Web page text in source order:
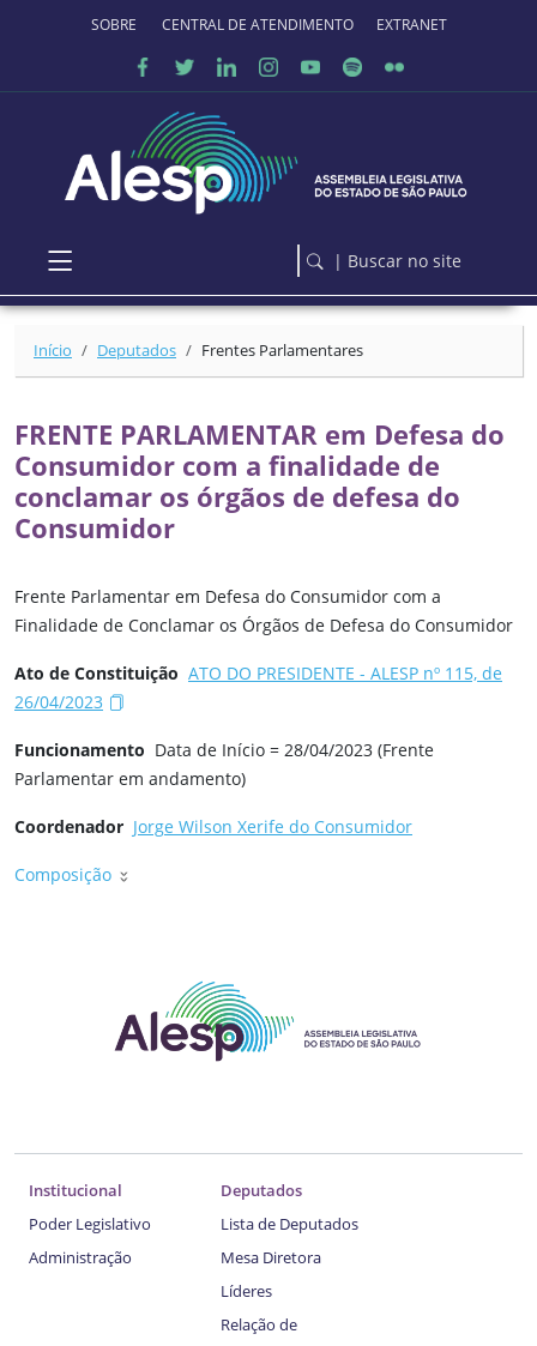
Ir para o conteúdo principal
SOBRE O PORTALCENTRAL DE ATENDIMENTO EXTRANET
| Buscar no site
Início Deputados Frentes Parlamentares
FRENTE PARLAMENTAR em Defesa do
Consumidor com a finalidade de
conclamar os órgãos de defesa do
Consumidor
Frente Parlamentar em Defesa do Consumidor com a
Finalidade de Conclamar os Órgãos de Defesa do Consumidor
Ato de Constituição ATO DO PRESIDENTE - ALESP nº 115, de
26/04/2023
Funcionamento Data de Início = 28/04/2023 (Frente
Parlamentar em andamento)
Coordenador Jorge Wilson Xerife do Consumidor
Composição
Institucional
Poder Legislativo
Administração
Deputados
Lista de Deputados
Mesa Diretora
Líderes
Relação de